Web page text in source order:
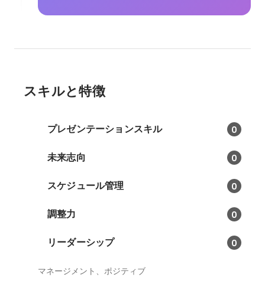
スキルと特徴
プレゼンテーションスキル 0
未来志向 0
スケジュール管理 0
調整力 0
リーダーシップ 0
マネージメント、ポジティブ